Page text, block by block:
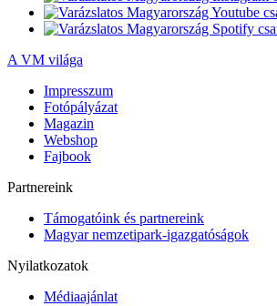
A VM világa
Impresszum
Fotópályázat
Magazin
Webshop
Fajbook
Partnereink
Támogatóink és partnereink
Magyar nemzetipark-igazgatóságok
Nyilatkozatok
Médiaajánlat